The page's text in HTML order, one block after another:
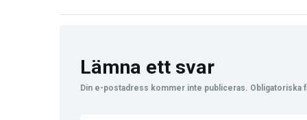
Lämna ett svar
Din e-postadress kommer inte publiceras. Obligatoriska